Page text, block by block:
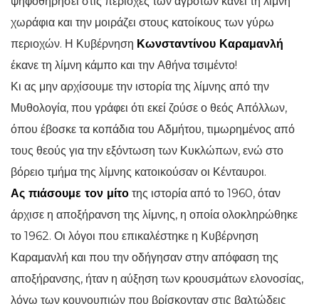
χωράφια και την μοιράζει στους κατοίκους των γύρω
περιοχών. Η Κυβέρνηση Κωνσταντίνου Καραμανλή
έκανε τη λίμνη κάμπο και την Αθήνα τσιμέντο!
Κι ας μην αρχίσουμε την ιστορία της λίμνης από την
Μυθολογία, που γράφει ότι εκεί ζούσε ο θεός Απόλλων,
όπου έβοσκε τα κοπάδια του Αδμήτου, τιμωρημένος από
τους θεούς για την εξόντωση των Κυκλώπων, ενώ στο
βόρειο τμήμα της λίμνης κατοικούσαν οι Κένταυροι.
Ας πιάσουμε τον μίτο της ιστορία από το 1960, όταν
άρχισε η αποξήρανση της λίμνης, η οποία ολοκληρώθηκε
το 1962. Οι λόγοι που επικαλέστηκε η Κυβέρνηση
Καραμανλή και που την οδήγησαν στην απόφαση της
αποξήρανσης, ήταν η αύξηση των κρουσμάτων ελονοσίας,
λόγω των κουνουπιών που βρίσκονταν στις βαλτώδεις